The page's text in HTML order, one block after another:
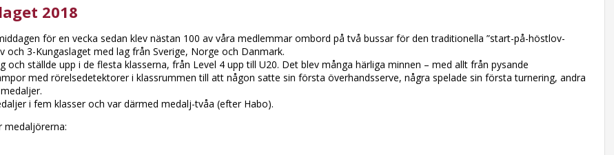
2018
för en vecka sedan klev nästan 100 av våra medlemmar ombord på två bussar för den traditionella ”start-på-höstlov-
och 3-Kungaslaget med lag från Sverige, Norge och Danmark.
och ställde upp i de flesta klasserna, från Level 4 upp till U20. Det blev många härliga minnen – med allt från pysande
med rörelsedetektorer i klassrummen till att någon satte sin första överhandsserve, några spelade sin första turnering, andra
i fem klasser och var därmed medalj-tvåa (efter Habo).
medaljörerna: